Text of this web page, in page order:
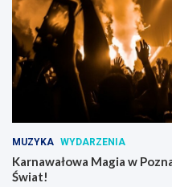
MUZYKA WYDARZENIA
Karnawałowa Magia w
Świat!